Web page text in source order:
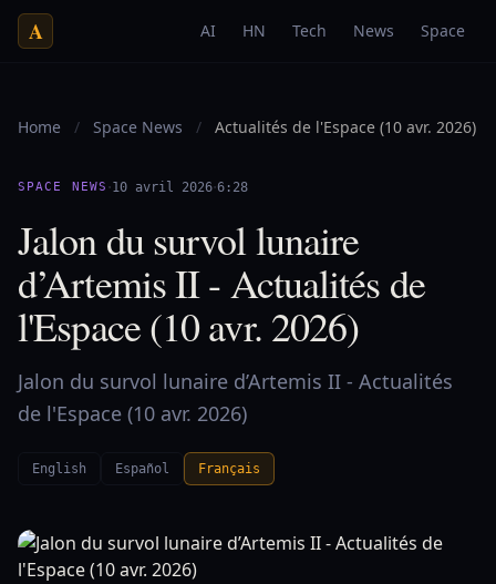
A AI HN Tech News Space
Home / Space News / Actualités de l'Espace (10 avr. 2026)
SPACE NEWS ·10 avril 2026·6:28
Jalon du survol lunaire
d’Artemis II - Actualités de
l'Espace (10 avr. 2026)
Jalon du survol lunaire d’Artemis II - Actualités
de l'Espace (10 avr. 2026)
English Español Français